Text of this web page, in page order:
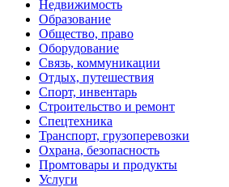
Недвижимость
Образование
Общество, право
Оборудование
Связь, коммуникации
Отдых, путешествия
Спорт, инвентарь
Строительство и ремонт
Спецтехника
Транспорт, грузоперевозки
Охрана, безопасность
Промтовары и продукты
Услуги